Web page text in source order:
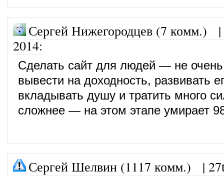
Сергей Нижегородцев (7 комм.) |
2014:
Сделать сайт для людей — не
вывести на доходность, развивать
вкладывать душу и тратить много
сложнее — на этом этапе умирает
Сергей Шелвин (1117 комм.) |